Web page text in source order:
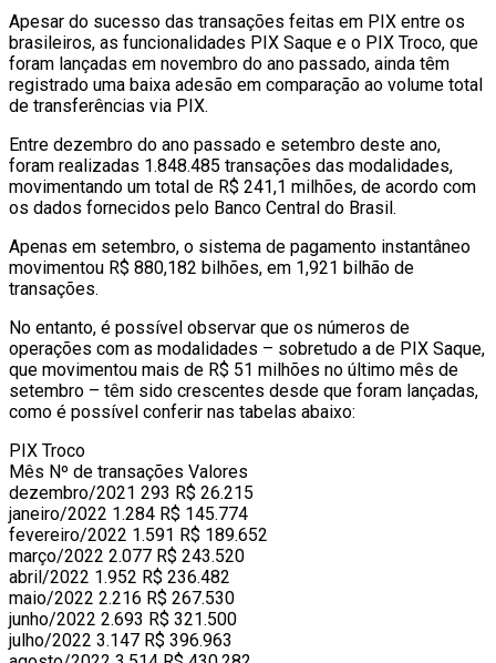
Apesar do sucesso das transações feitas em PIX entre os
brasileiros, as funcionalidades PIX Saque e o PIX Troco, que
foram lançadas em novembro do ano passado, ainda têm
registrado uma baixa adesão em comparação ao volume total
de transferências via PIX.
Entre dezembro do ano passado e setembro deste ano,
foram realizadas 1.848.485 transações das modalidades,
movimentando um total de R$ 241,1 milhões, de acordo com
os dados fornecidos pelo Banco Central do Brasil.
Apenas em setembro, o sistema de pagamento instantâneo
movimentou R$ 880,182 bilhões, em 1,921 bilhão de
transações.
No entanto, é possível observar que os números de
operações com as modalidades – sobretudo a de PIX Saque,
que movimentou mais de R$ 51 milhões no último mês de
setembro – têm sido crescentes desde que foram lançadas,
como é possível conferir nas tabelas abaixo:
PIX Troco
Mês Nº de transações Valores
dezembro/2021 293 R$ 26.215
janeiro/2022 1.284 R$ 145.774
fevereiro/2022 1.591 R$ 189.652
março/2022 2.077 R$ 243.520
abril/2022 1.952 R$ 236.482
maio/2022 2.216 R$ 267.530
junho/2022 2.693 R$ 321.500
julho/2022 3.147 R$ 396.963